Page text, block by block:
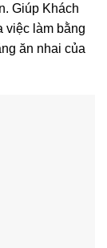
Giúp Khách
việc làm bằng
ăn nhai của